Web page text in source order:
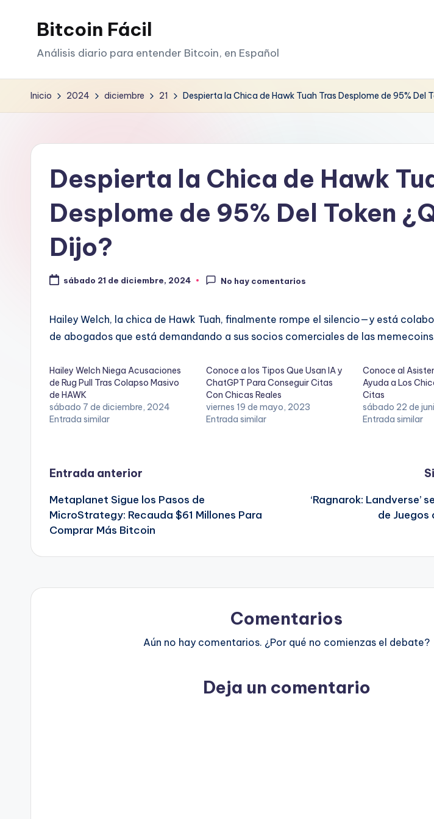
Bitcoin Fácil
Análisis diario para entender Bitcoin, en Español
Inicio 2024 diciembre 21 Despierta la Chica de Hawk Tuah Tras Desplome de 95% Del
Despierta la Chica de Hawk
Desplome de 95% Del Token
Dijo?
sábado 21 de diciembre, 2024 No hay comentarios
Hailey Welch, la chica de Hawk Tuah, finalmente rompe el silencio—y está
de abogados que está demandando a sus socios comerciales de las
Hailey Welch Niega Acusaciones
de Rug Pull Tras Colapso Masivo
de HAWK
sábado 7 de diciembre, 2024
Entrada similar
Conoce a los Tipos Que Usan IA y
ChatGPT Para Conseguir Citas
Con Chicas Reales
viernes 19 de mayo, 2023
Entrada similar
Conoce al
Ayuda a Los
Citas
sábado 22 de
Entrada similar
Navegación
de
entradas
Entrada anterior
Metaplanet Sigue los Pasos de
MicroStrategy: Recauda $61 Millones Para
Comprar Más Bitcoin
‘Ragnarok: Landverse’
de Juegos
Comentarios
Aún no hay comentarios. ¿Por qué no comienzas el debate?
Deja un comentario